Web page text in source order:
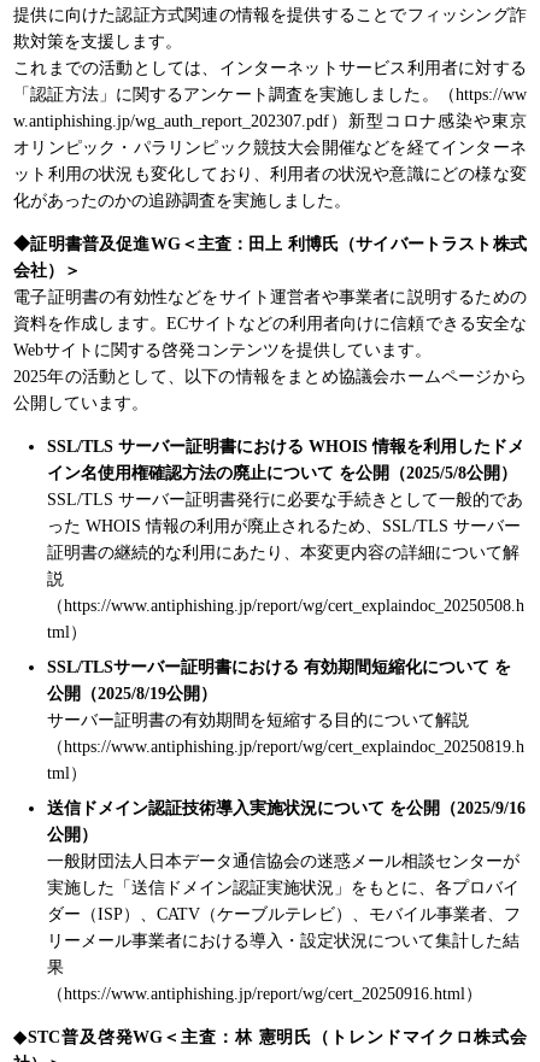
提供に向けた認証方式関連の情報を提供することでフィッシング詐
欺対策を支援します。
これまでの活動としては、インターネットサービス利用者に対する
「認証方法」に関するアンケート調査を実施しました。（https://ww
w.antiphishing.jp/wg_auth_report_202307.pdf）新型コロナ感染や東京
オリンピック・パラリンピック競技大会開催などを経てインターネ
ット利用の状況も変化しており、利用者の状況や意識にどの様な変
化があったのかの追跡調査を実施しました。
◆証明書普及促進WG＜主査：田上 利博氏（サイバートラスト株式
会社）＞
電子証明書の有効性などをサイト運営者や事業者に説明するための
資料を作成します。ECサイトなどの利用者向けに信頼できる安全な
Webサイトに関する啓発コンテンツを提供しています。
2025年の活動として、以下の情報をまとめ協議会ホームページから
公開しています。
SSL/TLS サーバー証明書における WHOIS 情報を利用したドメ
イン名使用権確認方法の廃止について を公開（2025/5/8公開）
SSL/TLS サーバー証明書発行に必要な手続きとして一般的であ
った WHOIS 情報の利用が廃止されるため、SSL/TLS サーバー
証明書の継続的な利用にあたり、本変更内容の詳細について解
説
（https://www.antiphishing.jp/report/wg/cert_explaindoc_20250508.h
tml）
SSL/TLSサーバー証明書における 有効期間短縮化について を
公開（2025/8/19公開）
サーバー証明書の有効期間を短縮する目的について解説
（https://www.antiphishing.jp/report/wg/cert_explaindoc_20250819.h
tml）
送信ドメイン認証技術導入実施状況について を公開（2025/9/16
公開）
一般財団法人日本データ通信協会の迷惑メール相談センターが
実施した「送信ドメイン認証実施状況」をもとに、各プロバイ
ダー（ISP）、CATV（ケーブルテレビ）、モバイル事業者、フ
リーメール事業者における導入・設定状況について集計した結
果
（https://www.antiphishing.jp/report/wg/cert_20250916.html）
◆STC普及啓発WG＜主査：林 憲明氏（トレンドマイクロ株式会